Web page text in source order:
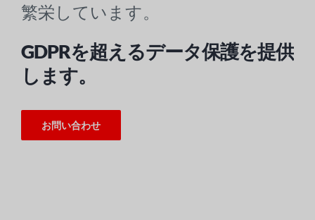
繁栄しています。
GDPRを超えるデータ保護を提供
します。
お問い合わせ